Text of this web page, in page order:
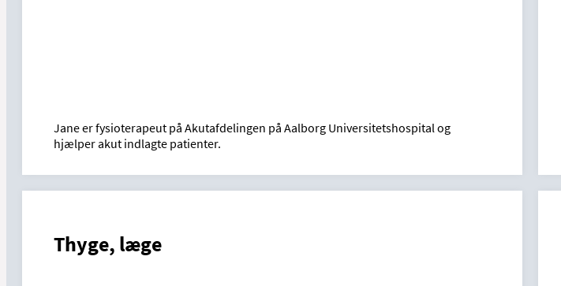
Jane er fysioterapeut på Akutafdelingen på Aalborg Universitetshospital og
hjælper akut indlagte patienter.
Thyge, læge